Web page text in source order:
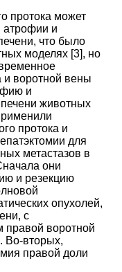
протока может
атрофии и
что было
моделях [3], но
и воротной вены
и
животных
протока и
для
метастазов в
они
и резекцию
опухолей,
с
воротной
Во-вторых,
правой доли